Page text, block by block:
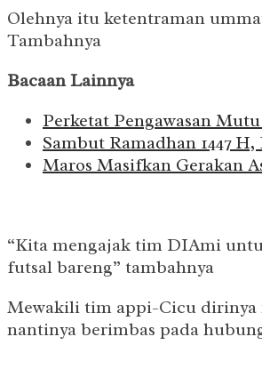
Olehnya itu ketentraman
Tambahnya
Bacaan Lainnya
Perketat Pengawasan
Sambut Ramadhan 1447
Maros Masifkan Gerakan
“Kita mengajak tim DIAmi
futsal bareng” tambahnya
Mewakili tim appi-Cicu dirinya
nantinya berimbas pada